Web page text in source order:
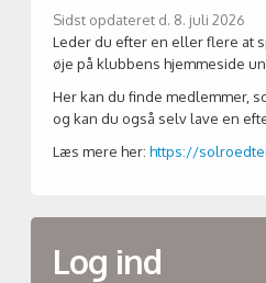
Sidst opdateret d. 8. juli 2026
Leder du efter en eller flere at
øje på klubbens hjemmeside
Her kan du finde medlemmer,
og kan du også selv lave en
Læs mere her:https://
Log ind